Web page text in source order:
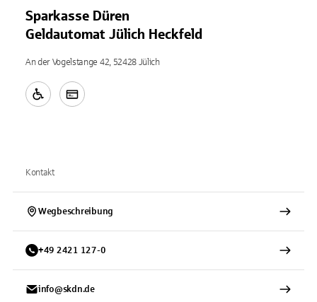
Sparkasse Düren
Geldautomat Jülich Heckfeld
An der Vogelstange 42, 52428 Jülich
Kontakt
Wegbeschreibung
+49 2421 127-0
info@skdn.de